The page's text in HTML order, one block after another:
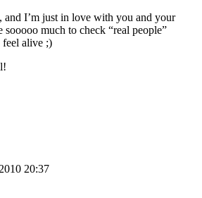
and I’m just in love with you and your
much to check “real people”
alive ;)
20:37